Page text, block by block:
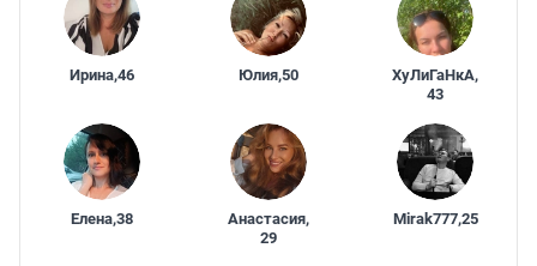
Ирина,46 Юлия,50 ХуЛиГаНкА,
43
Елена,38 Анастасия,
29
Mirak777,25